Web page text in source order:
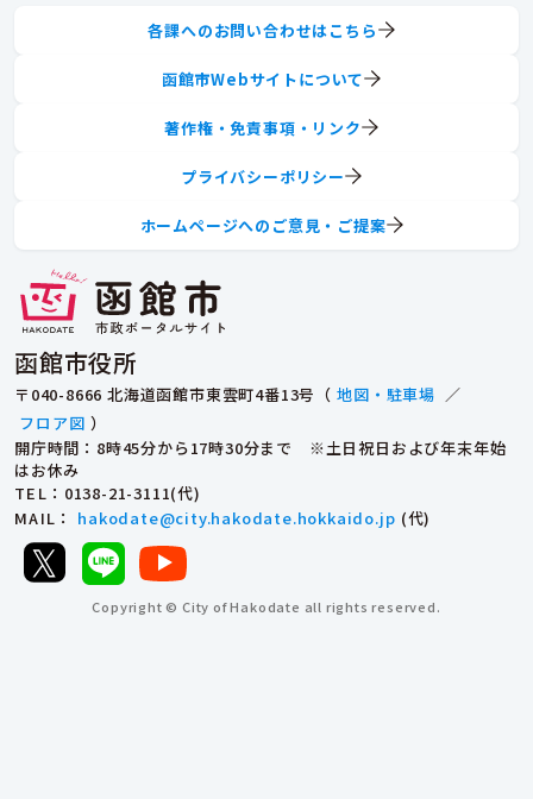
函館市役所
〒040-8666 北海道函館市東雲町4番13号（ 地図・駐車場 ／
フロア図 ）
開庁時間：8時45分から17時30分まで ※土日祝日および年末年始
はお休み
TEL ：0138-21-3111(代)
MAIL ： hakodate@city.hakodate.hokkaido.jp (代)
各課へのお問い合わせはこちら
函館市Webサイトについて
著作権・免責事項・リンク
プライバシーポリシー
ホームページへのご意見・ご提案
Copyright © City of Hakodate all rights reserved.